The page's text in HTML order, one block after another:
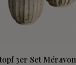
3er Set Méravon